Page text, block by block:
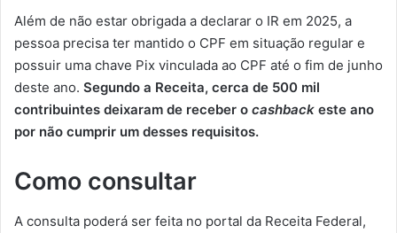
Além de não estar obrigada a declarar o IR em 2025, a
pessoa precisa ter mantido o CPF em situação regular e
possuir uma chave Pix vinculada ao CPF até o fim de junho
deste ano. Segundo a Receita, cerca de 500 mil
contribuintes deixaram de receber o cashback este ano
por não cumprir um desses requisitos.
Como consultar
A consulta poderá ser feita no portal da Receita Federal,